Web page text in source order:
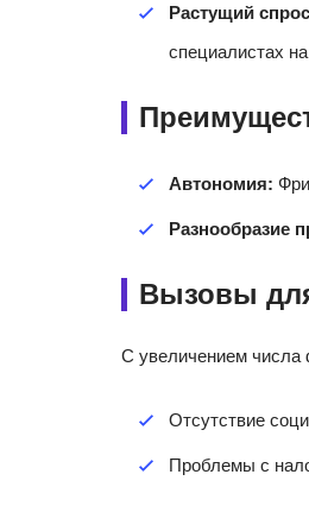
Растущий
специалистах
Автономия:
Разнообразие
Вызовы
С увеличением числа
Отсутствие
Проблемы с